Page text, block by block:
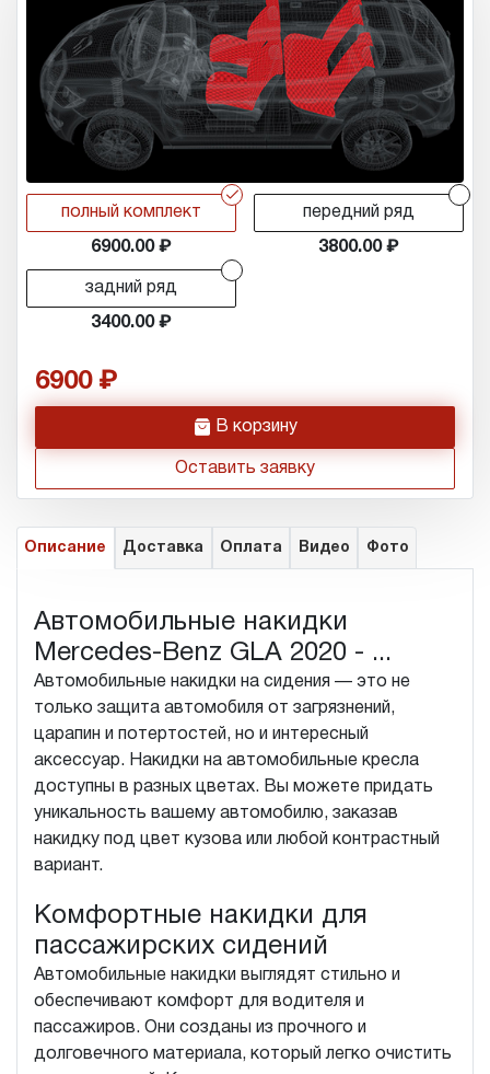
r
полный комплект
6900.00
передний ряд
3800.00
задний ряд
3400.00
6900
h В корзину
Оставить заявку
Описание Доставка Оплата Видео Фото
Автомобильные накидки
Mercedes-Benz GLA 2020 - ...
Автомобильные накидки на сидения — это не
только защита автомобиля от загрязнений,
царапин и потертостей, но и интересный
аксессуар. Накидки на автомобильные кресла
доступны в разных цветах. Вы можете придать
уникальность вашему автомобилю, заказав
накидку под цвет кузова или любой контрастный
вариант.
Комфортные накидки для
пассажирских сидений
Автомобильные накидки выглядят стильно и
обеспечивают комфорт для водителя и
пассажиров. Они созданы из прочного и
долговечного материала, который легко очистить